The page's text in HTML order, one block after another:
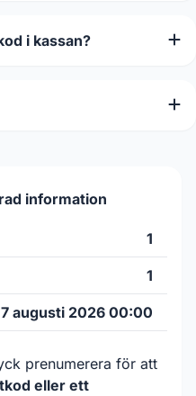
i kassan?
information
1
1
7 augusti 2026 00:00
prenumerera för att
eller ett